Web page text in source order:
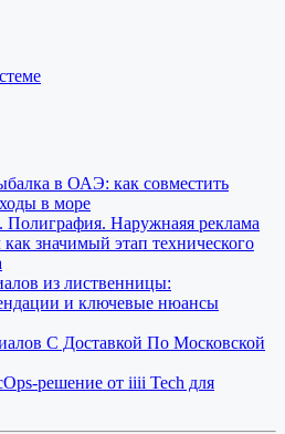
в ОАЭ: как совместить
в море
Полиграфия. Наружнаяя реклама
значимый этап технического
из лиственницы:
и ключевые нюансы
С Доставкой По Московской
решение от iiii Tech для